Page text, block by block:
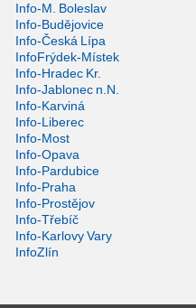
Info-M. Boleslav
Info-Budějovice
Info-Česká Lípa
InfoFrýdek-Místek
Info-Hradec Kr.
Info-Jablonec n.N.
Info-Karviná
Info-Liberec
Info-Most
Info-Opava
Info-Pardubice
Info-Praha
Info-Prostějov
Info-Třebíč
Info-Karlovy Vary
InfoZlín